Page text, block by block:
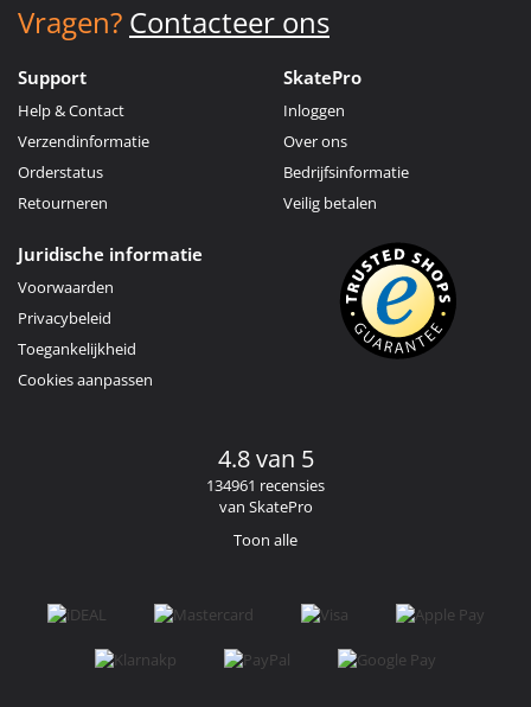
Vragen? Contacteer ons
Support
Help & Contact
Verzendinformatie
Orderstatus
Retourneren
SkatePro
Inloggen
Over ons
Bedrijfsinformatie
Veilig betalen
Juridische informatie
Voorwaarden
Privacybeleid
Toegankelijkheid
Cookies aanpassen
4.8 van 5
134961 recensies
van SkatePro
Toon alle